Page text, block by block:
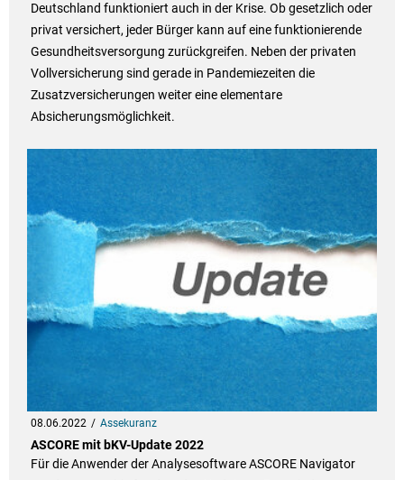
Deutschland funktioniert auch in der Krise. Ob gesetzlich oder
privat versichert, jeder Bürger kann auf eine funktionierende
Gesundheitsversorgung zurückgreifen. Neben der privaten
Vollversicherung sind gerade in Pandemiezeiten die
Zusatzversicherungen weiter eine elementare
Absicherungsmöglichkeit.
08.06.2022 Assekuranz
ASCORE mit bKV-Update 2022
Für die Anwender der Analysesoftware ASCORE Navigator